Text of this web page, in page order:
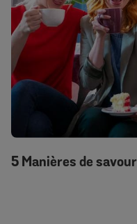
5 Manières de